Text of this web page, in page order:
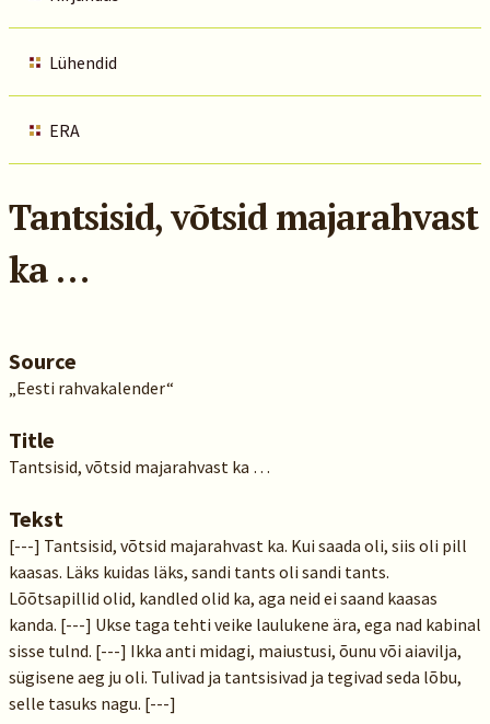
Lühendid
ERA
Tantsisid, võtsid majarahvast
ka …
Source
„Eesti rahvakalender“
Title
Tantsisid, võtsid majarahvast ka …
Tekst
[---] Tantsisid, võtsid majarahvast ka. Kui saada oli, siis oli pill
kaasas. Läks kuidas läks, sandi tants oli sandi tants.
Lõõtsapillid olid, kandled olid ka, aga neid ei saand kaasas
kanda. [---] Ukse taga tehti veike laulukene ära, ega nad kabinal
sisse tulnd. [---] Ikka anti midagi, maiustusi, õunu või aiavilja,
sügisene aeg ju oli. Tulivad ja tantsisivad ja tegivad seda lõbu,
selle tasuks nagu. [---]